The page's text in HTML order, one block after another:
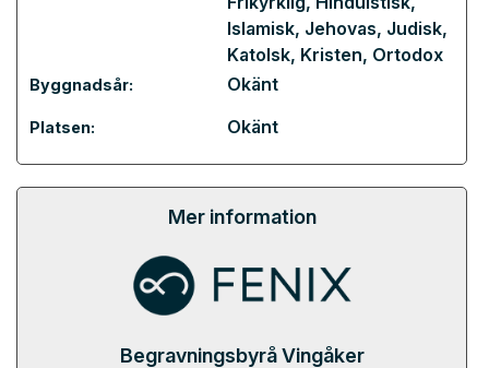
Islamisk, Jehovas, Judisk,
Katolsk, Kristen, Ortodox
Byggnadsår: Okänt
Platsen: Okänt
Mer information
Begravningsbyrå Vingåker